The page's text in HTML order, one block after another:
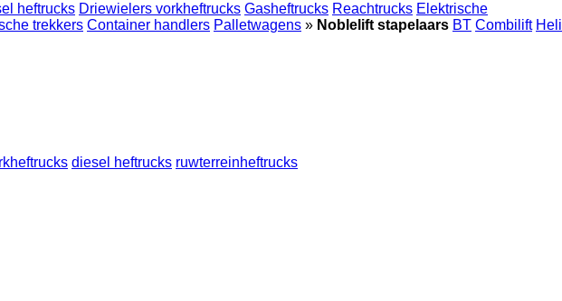
heftrucks Driewielers vorkheftrucks Gasheftrucks Reachtrucks Elektrische
trekkers Container handlers Palletwagens » Noblelift stapelaars BT Combilift Heli
diesel heftrucks ruwterreinheftrucks